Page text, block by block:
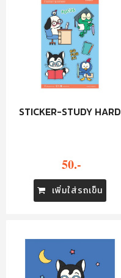
STICKER-STUDY HARD
50.-
เพิ่มใส่รถเข็น